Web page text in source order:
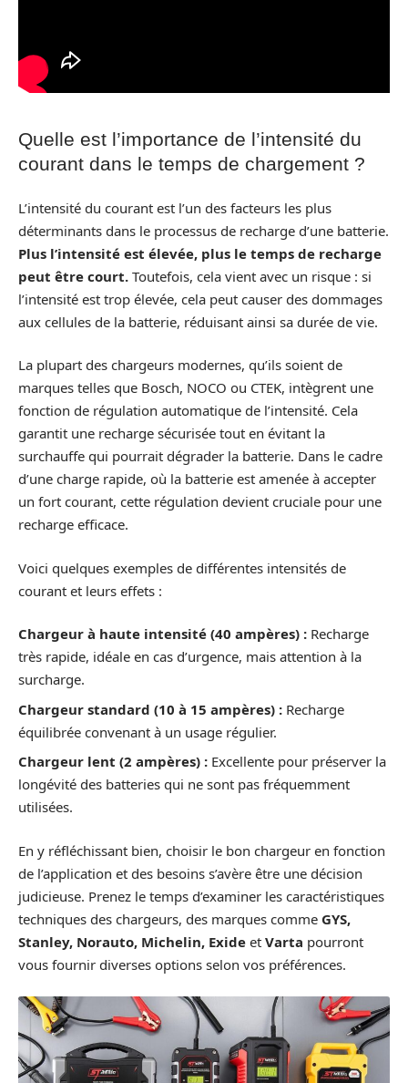
Quelle est l’importance de l’intensité du
courant dans le temps de chargement ?
L’intensité du courant est l’un des facteurs les plus
déterminants dans le processus de recharge d’une batterie.
Plus l’intensité est élevée, plus le temps de recharge
peut être court. Toutefois, cela vient avec un risque : si
l’intensité est trop élevée, cela peut causer des dommages
aux cellules de la batterie, réduisant ainsi sa durée de vie.
La plupart des chargeurs modernes, qu’ils soient de
marques telles que Bosch, NOCO ou CTEK, intègrent une
fonction de régulation automatique de l’intensité. Cela
garantit une recharge sécurisée tout en évitant la
surchauffe qui pourrait dégrader la batterie. Dans le cadre
d’une charge rapide, où la batterie est amenée à accepter
un fort courant, cette régulation devient cruciale pour une
recharge efficace.
Voici quelques exemples de différentes intensités de
courant et leurs effets :
Chargeur à haute intensité (40 ampères) : Recharge
très rapide, idéale en cas d’urgence, mais attention à la
surcharge.
Chargeur standard (10 à 15 ampères) : Recharge
équilibrée convenant à un usage régulier.
Chargeur lent (2 ampères) : Excellente pour préserver la
longévité des batteries qui ne sont pas fréquemment
utilisées.
En y réfléchissant bien, choisir le bon chargeur en fonction
de l’application et des besoins s’avère être une décision
judicieuse. Prenez le temps d’examiner les caractéristiques
techniques des chargeurs, des marques comme GYS,
Stanley, Norauto, Michelin, Exide et Varta pourront
vous fournir diverses options selon vos préférences.